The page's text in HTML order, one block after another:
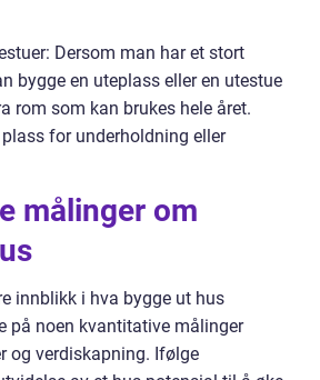
Dersom man har et stort
bygge en uteplass eller en utestue
rom som kan brukes hele året.
for underholdning eller
målinger om
innblikk i hva bygge ut hus
på noen kvantitative målinger
og verdiskapning. Ifølge